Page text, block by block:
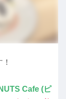
Cafe (ピ